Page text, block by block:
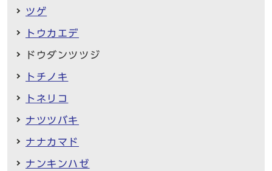
ツゲ
トウカエデ
ドウダンツツジ
トチノキ
トネリコ
ナツツバキ
ナナカマド
ナンキンハゼ